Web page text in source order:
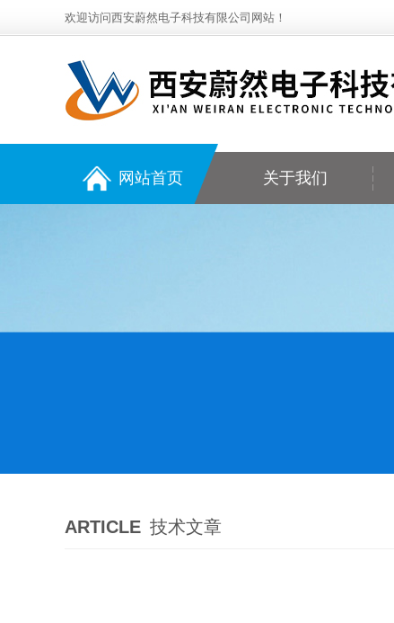
欢迎访问西安蔚然电子科技有限公司网站！
网站首页 关于我们
ARTICLE 技术文章